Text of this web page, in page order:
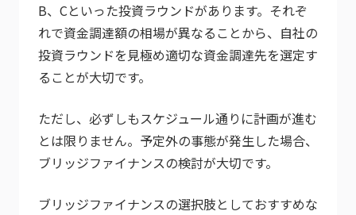
B、Cといった投資ラウンドがあります。それぞ
れで資金調達額の相場が異なることから、自社の
投資ラウンドを見極め適切な資金調達先を選定す
ることが大切です。
ただし、必ずしもスケジュール通りに計画が進む
とは限りません。予定外の事態が発生した場合、
ブリッジファイナンスの検討が大切です。
ブリッジファイナンスの選択肢としておすすめな